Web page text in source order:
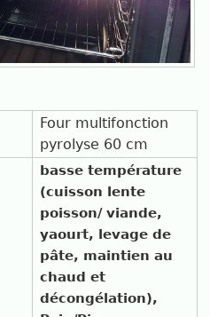
Four multifonction
pyrolyse 60 cm
basse température
(cuisson lente
poisson/ viande,
yaourt, levage de
pâte, maintien au
chaud et
décongélation),